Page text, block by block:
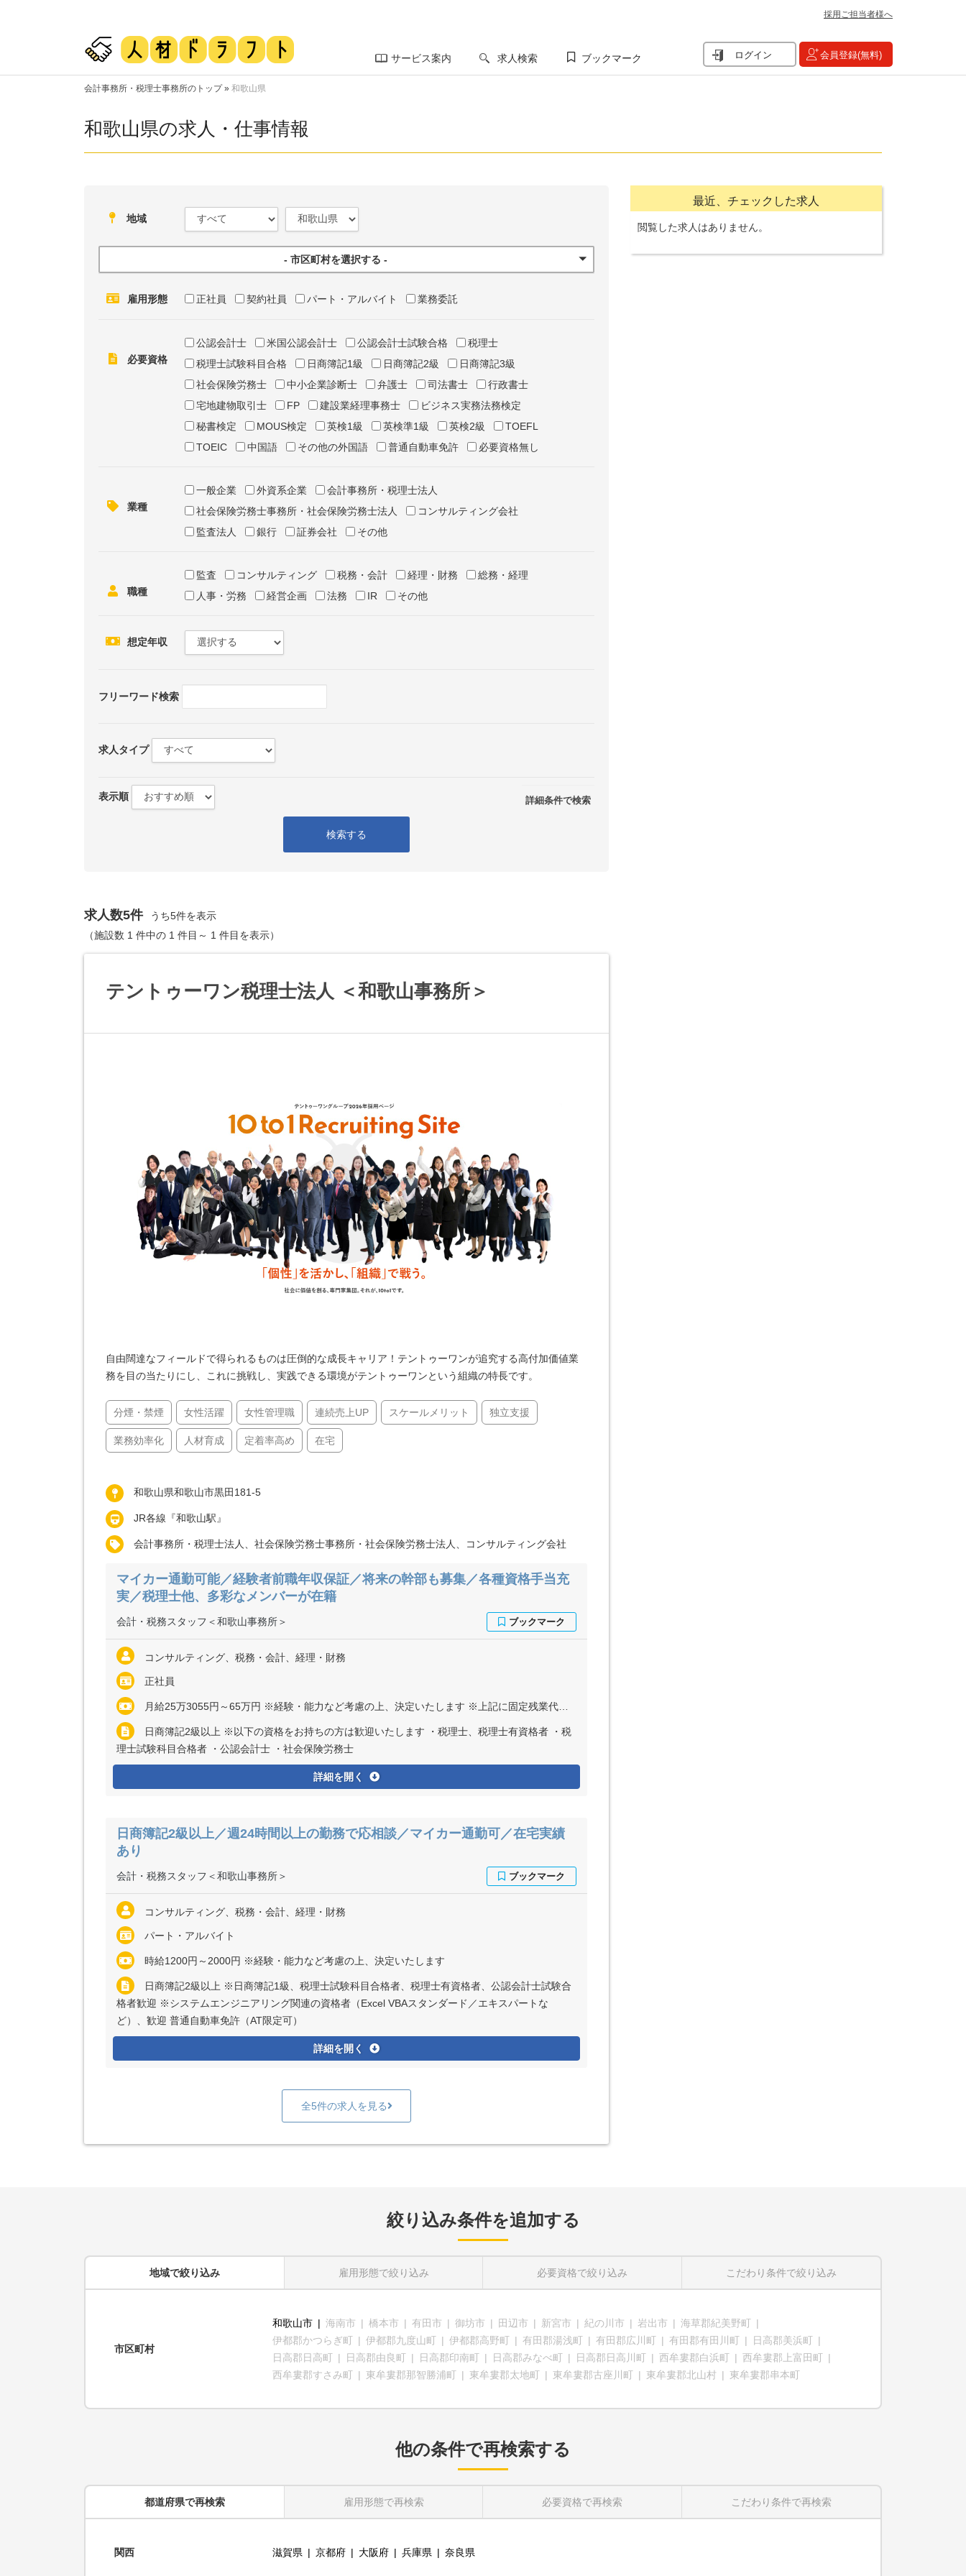
採用ご担当者様へ
サービス案内 求人検索 ブックマーク ログイン 会員登録(無料)
会計事務所・税理士事務所のトップ» 和歌山県
和歌山県の求人・仕事情報
地域
- 市区町村を選択する -
雇用形態 正社員 契約社員 パート・アルバイト 業務委託
必要資格
公認会計士 米国公認会計士 公認会計士試験合格
税理士
税理士試験科目合格
日商簿記1級 日商簿記2級
日商簿記3級
社会保険労務士
中小企業診断士 弁護士 司法書士
行政書士
宅地建物取引士
FP 建設業経理事務士
ビジネス実務法務検定
秘書検定
MOUS検定 英検1級 英検準1級 英検2級
TOEFL
TOEIC
中国語 その他の外国語 普通自動車免許 必要資格無し
業種
一般企業 外資系企業
会計事務所・税理士法人
社会保険労務士事務所・社会保険労務士法人
コンサルティング会社
監査法人
銀行 証券会社 その他
職種
監査 コンサルティング 税務・会計 経理・財務
総務・経理
人事・労務
経営企画 法務 IR その他
想定年収
フリーワード検索
求人タイプ
Show
表示
詳細条件で検索
表示順
検索する
求人数5件
うち5件を表示
（施設数 1 件中の 1 件目～ 1 件目を表示）
テントゥーワン税理士法人 ＜和歌山事務所＞
自由闊達なフィールドで得られるものは圧倒的な成長キャリア！テントゥーワンが追究する高付加価値業
務を目の当たりにし、これに挑戦し、実践できる環境がテントゥーワンという組織の特長です。
分煙・禁煙 女性活躍 女性管理職 連続売上UP スケールメリット 独立支援
業務効率化 人材育成 定着率高め 在宅
和歌山県和歌山市黒田181-5
JR各線『和歌山駅』
会計事務所・税理士法人、社会保険労務士事務所・社会保険労務士法人、コンサルティング会社
マイカー通勤可能／経験者前職年収保証／将来の幹部も募集／各種資格手当充
実／税理士他、多彩なメンバーが在籍
会計・税務スタッフ＜和歌山事務所＞
コンサルティング、税務・会計、経理・財務
正社員
月給25万3055円～65万円 ※経験・能力など考慮の上、決定いたします ※上記に固定残業代（月40時間分＝5万8850円～15万1000円）を含む ※超過分は別途全額支給
日商簿記2級以上 ※以下の資格をお持ちの方は歓迎いたします ・税理士、税理士有資格者 ・税
理士試験科目合格者 ・公認会計士 ・社会保険労務士
詳細を開く
日商簿記2級以上／週24時間以上の勤務で応相談／マイカー通勤可／在宅実績
あり
会計・税務スタッフ＜和歌山事務所＞
コンサルティング、税務・会計、経理・財務
パート・アルバイト
時給1200円～2000円 ※経験・能力など考慮の上、決定いたします
日商簿記2級以上 ※日商簿記1級、税理士試験科目合格者、税理士有資格者、公認会計士試験合
格者歓迎 ※システムエンジニアリング関連の資格者（Excel VBAスタンダード／エキスパートな
ど）、歓迎 普通自動車免許（AT限定可）
詳細を開く
全5件の求人を見る
最近、チェックした求人
閲覧した求人はありません。
絞り込み条件を追加する
地域で絞り込み 雇用形態で絞り込み 必要資格で絞り込み こだわり条件で絞り込み
市区町村
和歌山市 海南市 橋本市 有田市 御坊市 田辺市 新宮市 紀の川市 岩出市
海草郡紀美野町
伊都郡かつらぎ町
伊都郡九度山町 伊都郡高野町 有田郡湯浅町 有田郡広川町 有田郡有田川町
日高郡美浜町
日高郡日高町
日高郡由良町 日高郡印南町 日高郡みなべ町 日高郡日高川町 西牟婁郡白浜町
西牟婁郡上富田町
西牟婁郡すさみ町
東牟婁郡那智勝浦町 東牟婁郡太地町 東牟婁郡古座川町 東牟婁郡北山村 東牟婁郡串本町
他の条件で再検索する
都道府県で再検索 雇用形態で再検索 必要資格で再検索 こだわり条件で再検索
関西 滋賀県 京都府 大阪府 兵庫県 奈良県